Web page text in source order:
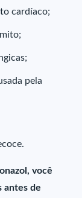
cardíaco;
pela
você
antes de